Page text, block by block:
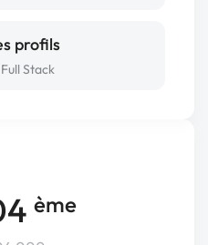
ème
profils
Stack